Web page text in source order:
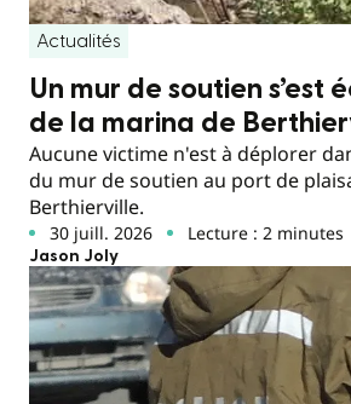
Actualités
Un mur de soutien s’est
de la marina de
Aucune victime n'est à déplorer
du mur de soutien au port de
Berthierville.
30 juill. 2026 Lecture : 2 minutes
Jason Joly